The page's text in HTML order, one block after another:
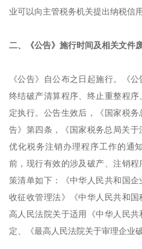
业可以向主管税务机关提出纳税信
二、《公告》施行时间及相关文件
《公告》自公布之日起施行。《
终结破产清算程序、终止重整程
定执行。公告生效后，《国家税
告》第四条，《国家税务总局关于
优化税务注销办理程序工作的通
前，现行有效的涉及破产、注销
策清单如下：《中华人民共和国
收征收管理法》《中华人民共和
高人民法院关于适用《中华人民
定、《最高人民法院关于审理企业